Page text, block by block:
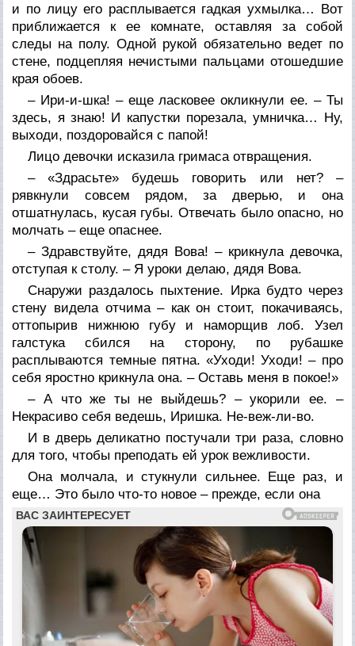
и по лицу его расплывается гадкая ухмылка… Вот
приближается к ее комнате, оставляя за собой
следы на полу. Одной рукой обязательно ведет по
стене, подцепляя нечистыми пальцами отошедшие
края обоев.
– Ири-и-шка! – еще ласковее окликнули ее. – Ты
здесь, я знаю! И капустки порезала, умничка… Ну,
выходи, поздоровайся с папой!
Лицо девочки исказила гримаса отвращения.
– «Здрасьте» будешь говорить или нет? –
рявкнули совсем рядом, за дверью, и она
отшатнулась, кусая губы. Отвечать было опасно, но
молчать – еще опаснее.
– Здравствуйте, дядя Вова! – крикнула девочка,
отступая к столу. – Я уроки делаю, дядя Вова.
Снаружи раздалось пыхтение. Ирка будто через
стену видела отчима – как он стоит, покачиваясь,
оттопырив нижнюю губу и наморщив лоб. Узел
галстука сбился на сторону, по рубашке
расплываются темные пятна. «Уходи! Уходи! – про
себя яростно крикнула она. – Оставь меня в покое!»
– А что же ты не выйдешь? – укорили ее. –
Некрасиво себя ведешь, Иришка. Не-веж-ли-во.
И в дверь деликатно постучали три раза, словно
для того, чтобы преподать ей урок вежливости.
Она молчала, и стукнули сильнее. Еще раз, и
еще… Это было что-то новое – прежде, если она